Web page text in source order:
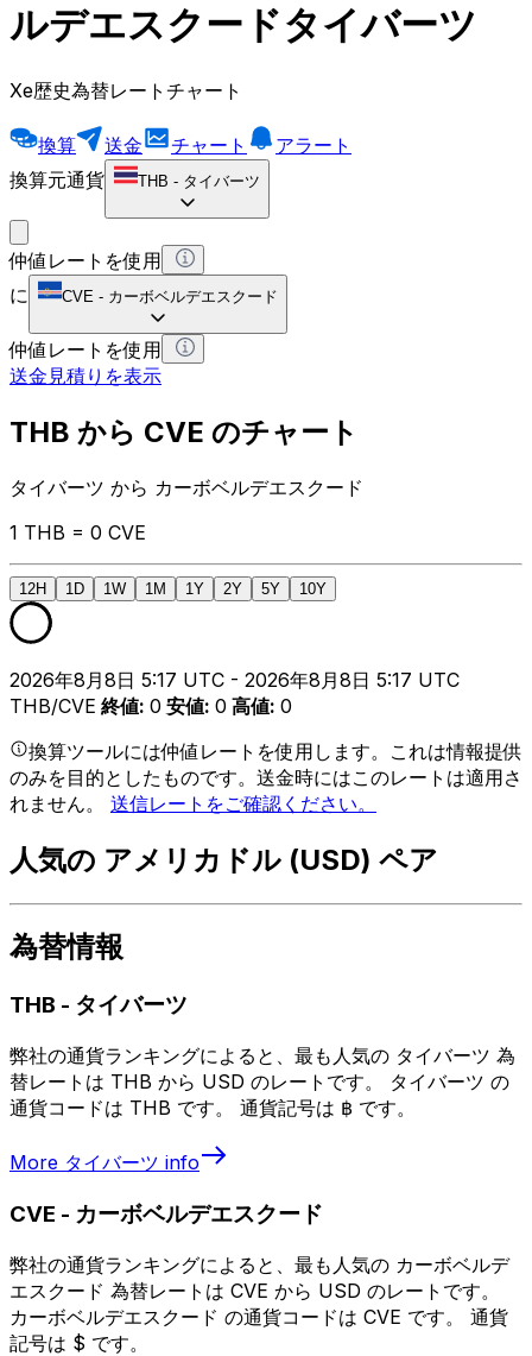
ルデエスクードタイバーツ
Xe歴史為替レートチャート
換算 送金 チャート
アラート
換算元通貨
THB - タイバーツ
仲値レートを使用
に
CVE - カーボベルデエスクード
仲値レートを使用
送金見積りを表示
THB から CVE のチャート
タイバーツ から カーボベルデエスクード
1 THB = 0 CVE
12H 1D 1W 1M 1Y 2Y 5Y 10Y
2026年8月8日 5:17 UTC - 2026年8月8日 5:17 UTC
THB/CVE 終値: 0 安値: 0 高値: 0
換算ツールには仲値レートを使用します。これは情報提供
のみを目的としたものです。送金時にはこのレートは適用さ
れません。 送信レートをご確認ください。
人気の アメリカドル (USD) ペア
為替情報
THB - タイバーツ
弊社の通貨ランキングによると、最も人気の タイバーツ 為
替レートは THB から USD のレートです。 タイバーツ の
通貨コードは THB です。 通貨記号は ฿ です。
More タイバーツ info
CVE - カーボベルデエスクード
弊社の通貨ランキングによると、最も人気の カーボベルデ
エスクード 為替レートは CVE から USD のレートです。
カーボベルデエスクード の通貨コードは CVE です。 通貨
記号は $ です。